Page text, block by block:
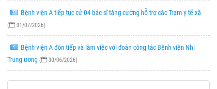
Bệnh viện A tiếp tục cử 04 bác sĩ tăng cường hỗ trợ các Trạm y tế xã
( 01/07/2026)
Bệnh viện A đón tiếp và làm việc với đoàn công tác Bệnh viện Nhi
Trung ương ( 30/06/2026)